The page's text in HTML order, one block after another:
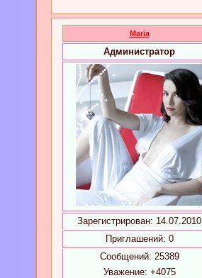
Maria
Администратор
Зарегистрирован: 14.07.2010
Приглашений: 0
Сообщений: 25389
Уважение: +4075